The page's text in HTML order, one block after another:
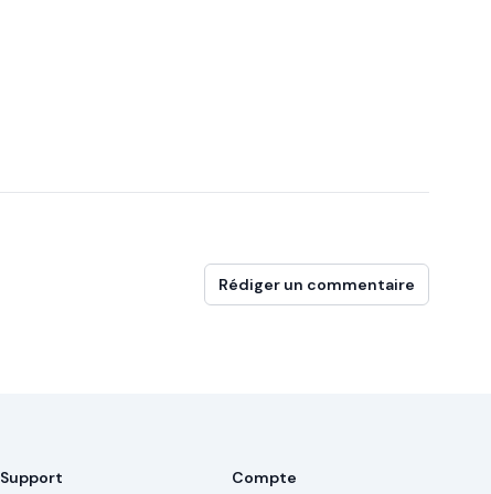
Rédiger un commentaire
Support Compte